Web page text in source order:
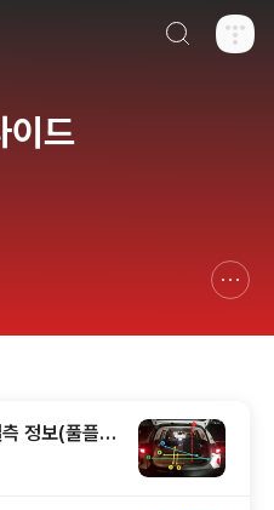
이드
정보(풀플렛